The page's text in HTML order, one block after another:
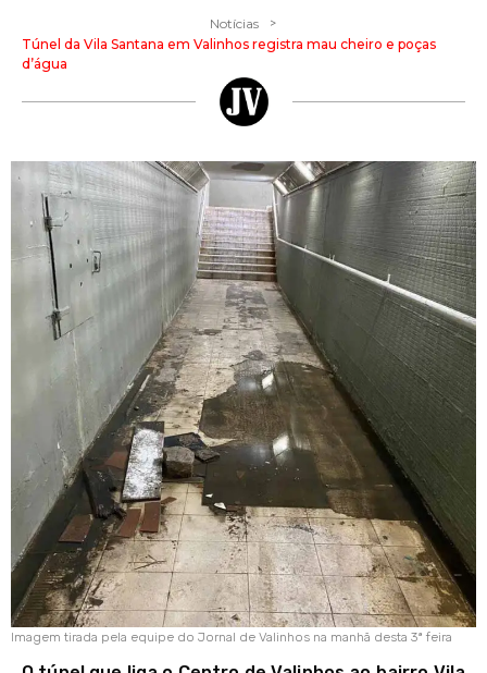
Notícias >
Túnel da Vila Santana em Valinhos registra mau cheiro e poças
d’água
Imagem tirada pela equipe do Jornal de Valinhos na manhã desta 3ª feira